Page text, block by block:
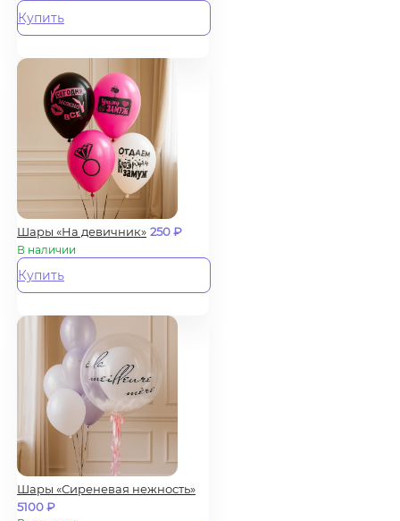
Купить
Шары «На девичник» 250₽
В наличии
Купить
Шары «Сиреневая нежность»
5100₽